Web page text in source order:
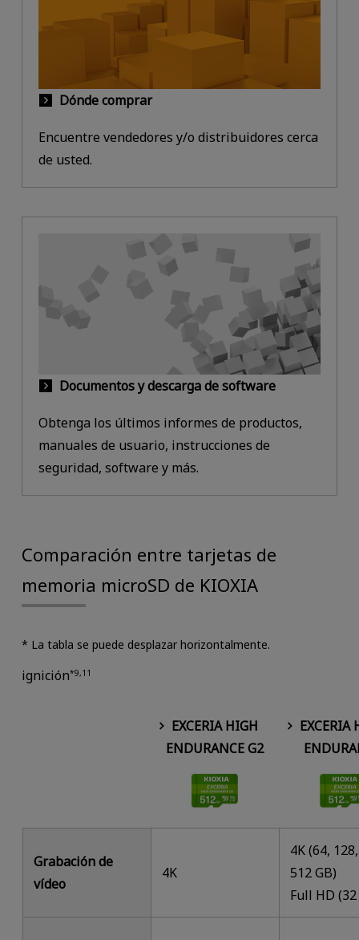
Dónde comprar
Encuentre vendedores y/o distribuidores cerca
de usted.
Documentos y descarga de software
Obtenga los últimos informes de productos,
manuales de usuario, instrucciones de
seguridad, software y más.
Comparación entre tarjetas de
memoria microSD de KIOXIA
* La tabla se puede desplazar horizontalmente.
ignición*9,11
EXCERIA HIGH
ENDURANCE G2
EXCERIA
Grabación de
vídeo
4K
4K (64,
512 GB)
Full HD (32